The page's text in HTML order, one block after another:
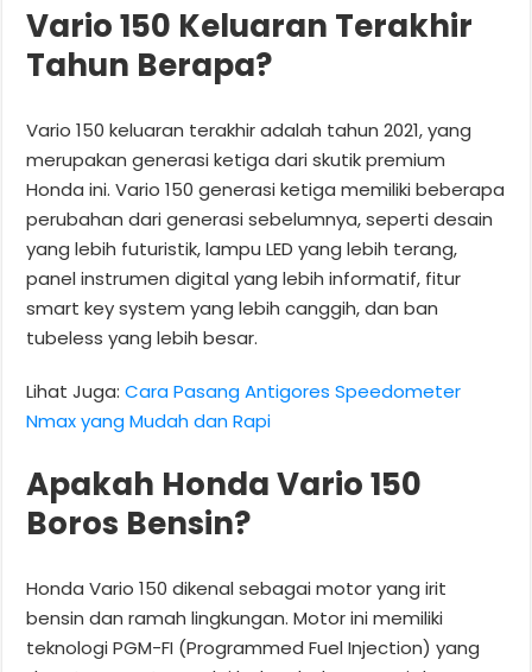
Vario 150 Keluaran Terakhir
Tahun Berapa?
Vario 150 keluaran terakhir adalah tahun 2021, yang
merupakan generasi ketiga dari skutik premium
Honda ini. Vario 150 generasi ketiga memiliki beberapa
perubahan dari generasi sebelumnya, seperti desain
yang lebih futuristik, lampu LED yang lebih terang,
panel instrumen digital yang lebih informatif, fitur
smart key system yang lebih canggih, dan ban
tubeless yang lebih besar.
Lihat Juga:Cara Pasang Antigores Speedometer
Nmax yang Mudah dan Rapi
Apakah Honda Vario 150
Boros Bensin?
Honda Vario 150 dikenal sebagai motor yang irit
bensin dan ramah lingkungan. Motor ini memiliki
teknologi PGM-FI (Programmed Fuel Injection) yang